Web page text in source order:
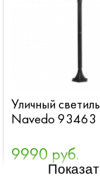
Уличный
Navedo 93463
9990 руб.